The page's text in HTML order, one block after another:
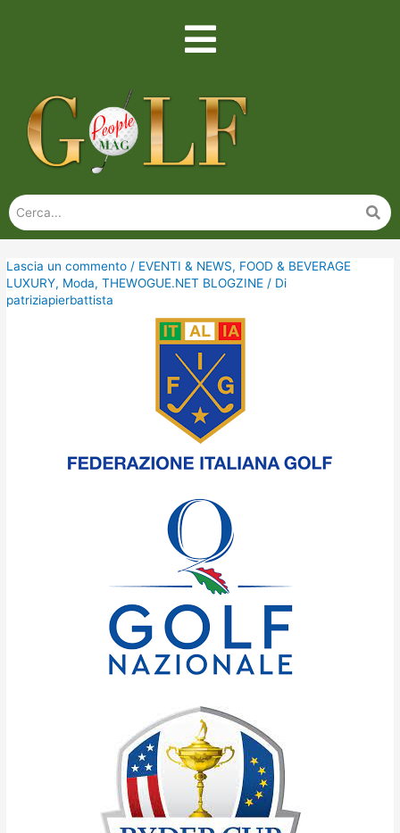
Lascia un commento / EVENTI & NEWS, FOOD & BEVERAGE
LUXURY, Moda,THEWOGUE.NET BLOGZINE / Di
patriziapierbattista